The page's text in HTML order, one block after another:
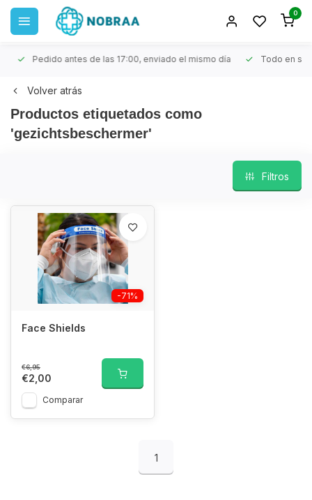
0
Pedido antes de las 17:00, enviado el mismo día Todo en
Volver atrás
Productos etiquetados como
'gezichtsbeschermer'
Filtros
-71%
Face Shields
€6,95
€2,00
Comparar
1